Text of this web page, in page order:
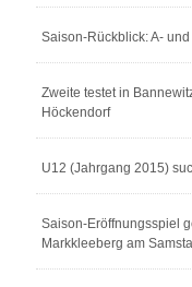
Saison-Rückblick: A-
Zweite testet in
Höckendorf
U12 (Jahrgang 2015)
Saison-Eröffnungsspiel
Markkleeberg am